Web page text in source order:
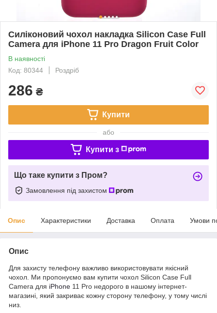
Силіконовий чохол накладка Silicon Case Full
Camera для iPhone 11 Pro Dragon Fruit Color
В наявності
Код: 80344
Роздріб
286 ₴
Купити
або
Купити з
Що таке купити з Пром?
Замовлення під захистом
Опис Характеристики Доставка Оплата Умови
Опис
Для захисту телефону важливо використовувати якісний
чохол. Ми пропонуємо вам купити чохол Silicon Case Full
Camera для iPhone 11 Pro недорого в нашому інтернет-
магазині, який закриває кожну сторону телефону, у тому числі
низ.